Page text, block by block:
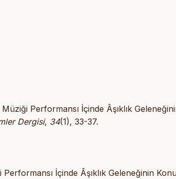
Performansı İçinde Âşıklık
Dergisi, 34(1), 33-37.
İçinde Âşıklık Geleneğinin